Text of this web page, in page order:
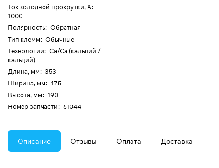
Ток холодной прокрутки, А:
1000
Полярность: Обратная
Тип клемм: Обычные
Технологии: Ca/Ca (кальций /
кальций)
Длина, мм: 353
Ширина, мм: 175
Высота, мм: 190
Номер запчасти: 61044
Описание Отзывы Оплата Доставка